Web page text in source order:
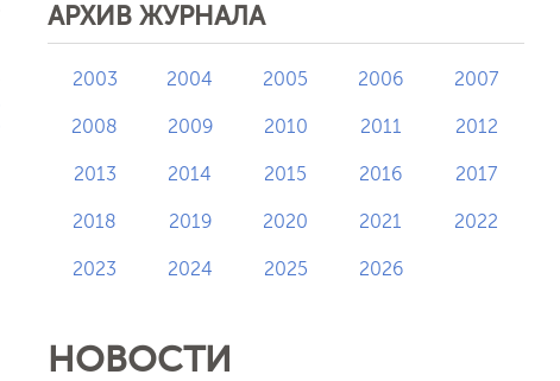
АРХИВ ЖУРНАЛА
2003 2004 2005 2006 2007
2008 2009 2010 2011 2012
2013 2014 2015 2016 2017
2018 2019 2020 2021 2022
2023 2024 2025 2026
НОВОСТИ